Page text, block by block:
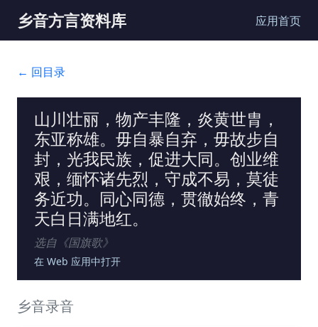
乡音方言资料库 应用首页
← 回目录
山川壮丽，物产丰隆，炎黄世胄，
东亚称雄。毋自暴自弃，毋故步自
封，光我民族，促进大同。创业维
艰，缅怀诸先烈，守成不易，莫徒
务近功。同心同德，贯徹始终，青
天白日满地红。
选自《国旗歌》
在 Web 应用中打开
乡音录音